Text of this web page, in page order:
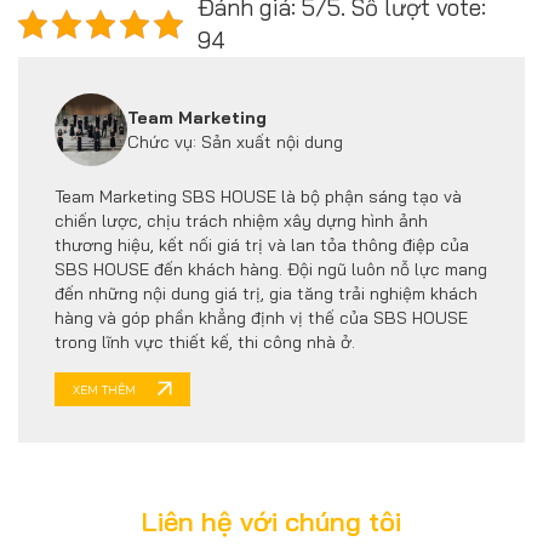
Đánh giá: 5/5. Số lượt vote:
94
Team Marketing
Chức vụ: Sản xuất nội dung
Team Marketing SBS HOUSE là bộ phận sáng tạo và
chiến lược, chịu trách nhiệm xây dựng hình ảnh
thương hiệu, kết nối giá trị và lan tỏa thông điệp của
SBS HOUSE đến khách hàng. Đội ngũ luôn nỗ lực mang
đến những nội dung giá trị, gia tăng trải nghiệm khách
hàng và góp phần khẳng định vị thế của SBS HOUSE
trong lĩnh vực thiết kế, thi công nhà ở.
XEM THÊM
Liên hệ với chúng tôi